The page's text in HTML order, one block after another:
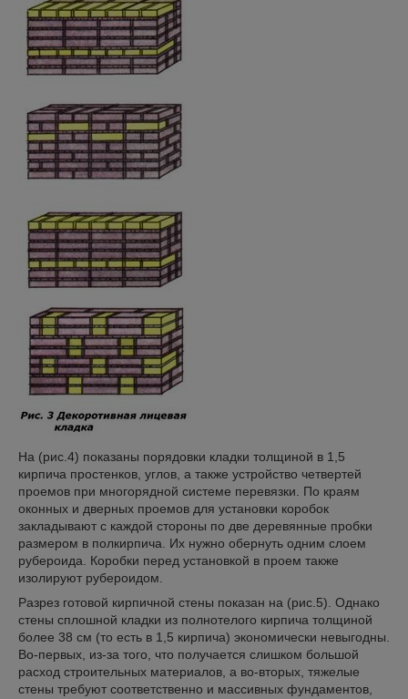
На (рис.4) показаны порядовки кладки толщиной в 1,5
кирпича простенков, углов, а также устройство четвертей
проемов при многорядной системе перевязки. По краям
оконных и дверных проемов для установки коробок
закладывают с каждой стороны по две деревянные пробки
размером в полкирпича. Их нужно обернуть одним слоем
рубероида. Коробки перед установкой в проем также
изолируют рубероидом.
Разрез готовой кирпичной стены показан на (рис.5). Однако
стены сплошной кладки из полнотелого кирпича толщиной
более 38 см (то есть в 1,5 кирпича) экономически невыгодны.
Во-первых, из-за того, что получается слишком большой
расход строительных материалов, а во-вторых, тяжелые
стены требуют соответственно и массивных фундаментов,